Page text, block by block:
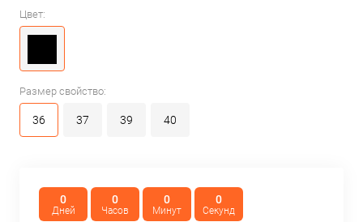
Цвет:
Размер свойство:
36 37 39 40
0
Дней
0
Часов
0
Минут
0
Секунд